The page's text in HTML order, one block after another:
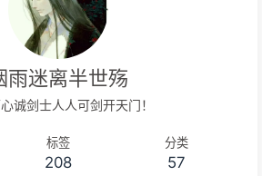
雨迷离半世殇
诚剑士人人可剑开天门！
标签
208
分类
57